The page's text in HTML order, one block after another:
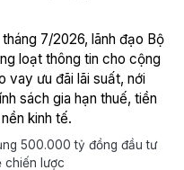
7/2026, lãnh đạo Bộ
loạt thông tin cho cộng
vay ưu đãi lãi suất, nới
sách gia hạn thuế, tiền
kinh tế.
500.000 tỷ đồng đầu tư
chiến lược